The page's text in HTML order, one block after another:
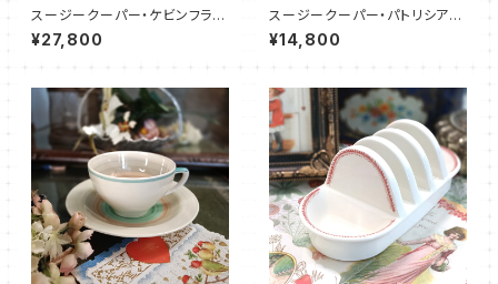
スージークーパー・ケビンフラン
シス社・フィギュア（SCFG000
6）
¥27,800
スージークーパー・パトリシアロ
ーズ・プレート（リボン）SCPA0
020
¥14,800